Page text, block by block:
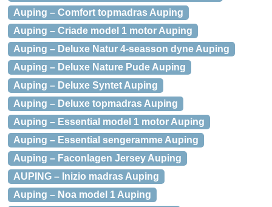
Auping – Comfort topmadras Auping
Auping – Criade model 1 motor Auping
Auping – Deluxe Natur 4-seasson dyne Auping
Auping – Deluxe Nature Pude Auping
Auping – Deluxe Syntet Auping
Auping – Deluxe topmadras Auping
Auping – Essential model 1 motor Auping
Auping – Essential sengeramme Auping
Auping – Faconlagen Jersey Auping
AUPING – Inizio madras Auping
Auping – Noa model 1 Auping